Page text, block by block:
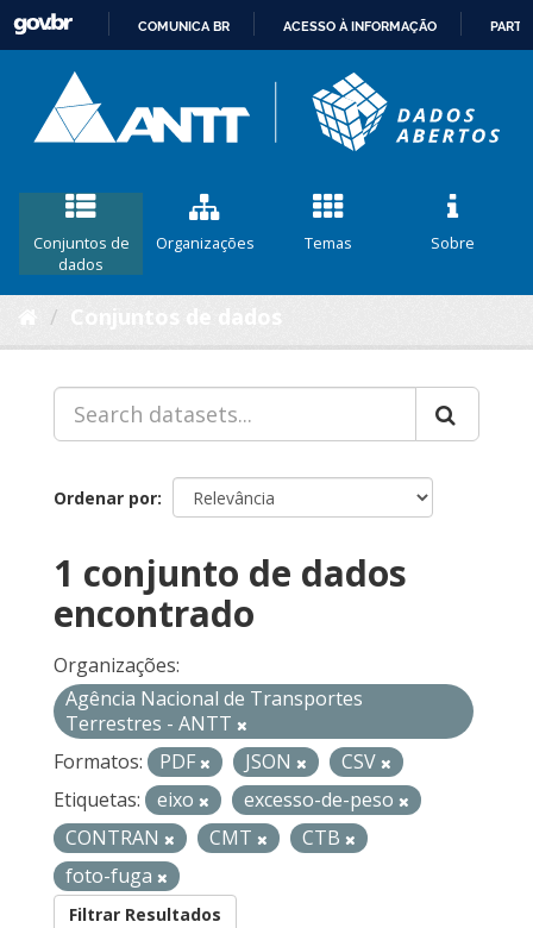
CONTEÚDO
COMUNICA BR ACESSO À INFORMAÇÃO
Conjuntos de
dados
Organizações Temas Sobre
Ordenar por
1 conjunto de dados
encontrado
Organizações:
Agência Nacional de Transportes
Terrestres - ANTT
Formatos:
PDF JSON
CSV
Etiquetas:
eixo
excesso-de-peso
CONTRAN
CMT
CTB
foto-fuga
Filtrar Resultados